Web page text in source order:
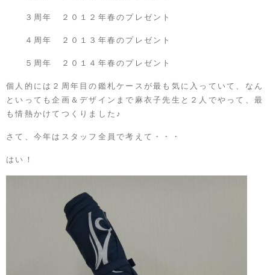
３周年 ２０１２年春のプレゼント
４周年 ２０１３年春のプレゼント
５周年 ２０１４年春のプレゼント
個人的には２周年目の鑑札ケースが最も気に入っていて、なん
といっても企画＆デザインまで麻衣子先生と２人でやって、最
も情熱かけてつくりました♪
さて、今年はスタッフ全員で考えて・・・
はい！